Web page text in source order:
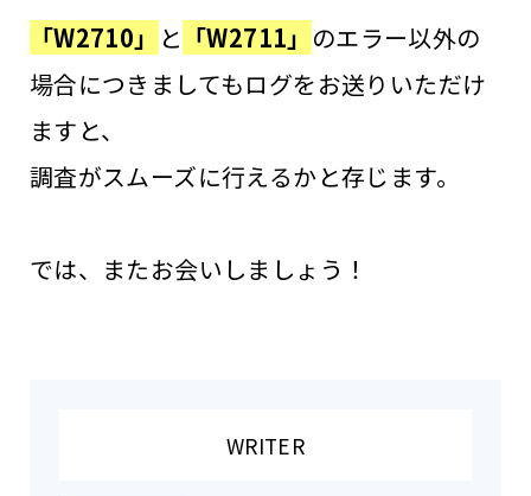
「W2710」 と 「W2711」 のエラー以外の
場合につきましてもログをお送りいただけ
ますと、
調査がスムーズに行えるかと存じます。
では、またお会いしましょう！
WRITER